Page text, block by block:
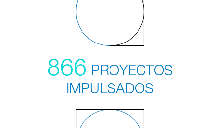
866 PROYECTOS
IMPULSADOS